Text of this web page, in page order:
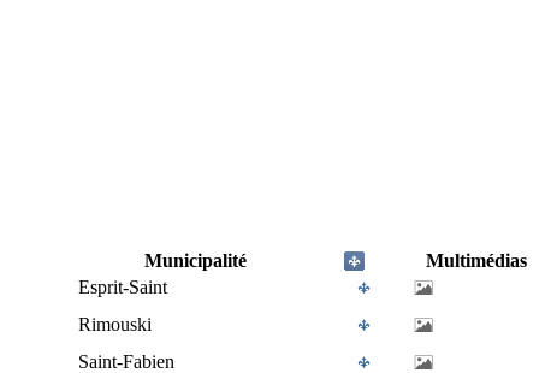
Municipalité
Multimédias
Esprit-Saint
Rimouski
Saint-Fabien